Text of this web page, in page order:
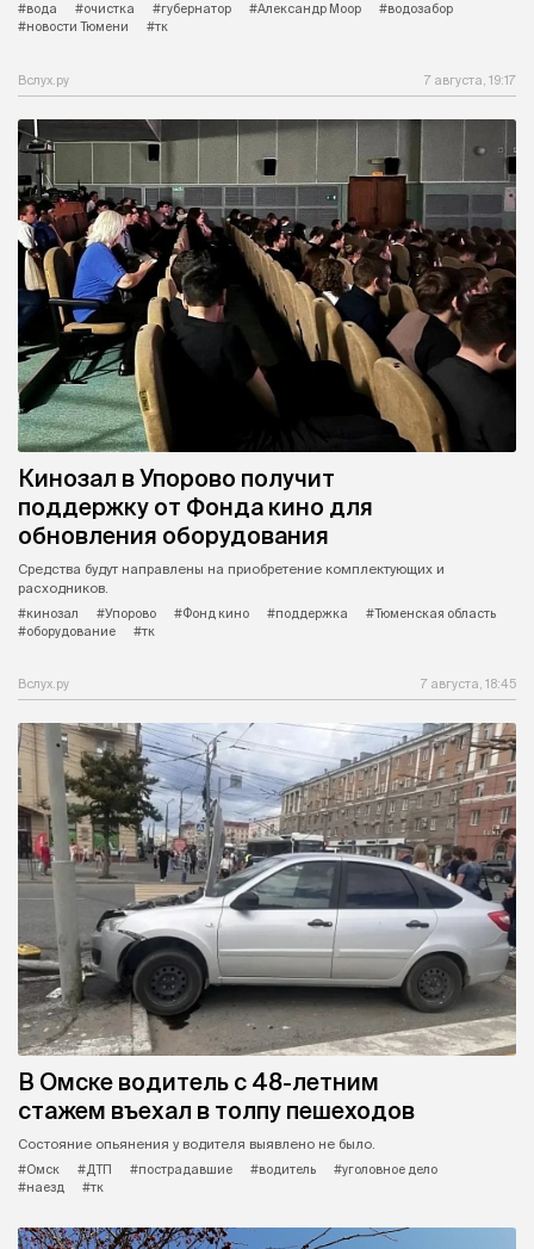
#вода #очистка #губернатор #Александр Моор
#водозабор
#новости Тюмени
#тк
Вслух.ру 7 августа, 19:17
Кинозал в Упорово получит
поддержку от Фонда кино для
обновления оборудования
Средства будут направлены на приобретение комплектующих и
расходников.
#кинозал
#Упорово #Фонд кино #поддержка
#Тюменская область
#оборудование
#тк
Вслух.ру 7 августа, 18:45
В Омске водитель с 48-летним
стажем въехал в толпу пешеходов
Состояние опьянения у водителя выявлено не было.
#Омск
#ДТП #пострадавшие #водитель
#уголовное дело
#наезд
#тк